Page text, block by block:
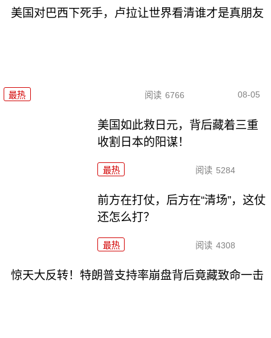
美国对巴西下死手，卢拉让世界看清谁才是真朋友
最热 阅读 6766 08-05
美国如此救日元，背后藏着三重
收割日本的阳谋！
最热 阅读 5284
前方在打仗，后方在“清场”，这仗
还怎么打？
最热 阅读 4308
惊天大反转！特朗普支持率崩盘背后竟藏致命一击